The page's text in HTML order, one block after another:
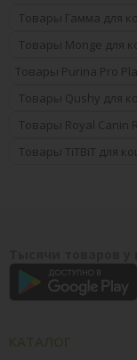
Товары Гамма для
Товары Monge для
Товары Purina Pro
Товары Qushy для
Товары Royal Canin
Товары TiTBiT для